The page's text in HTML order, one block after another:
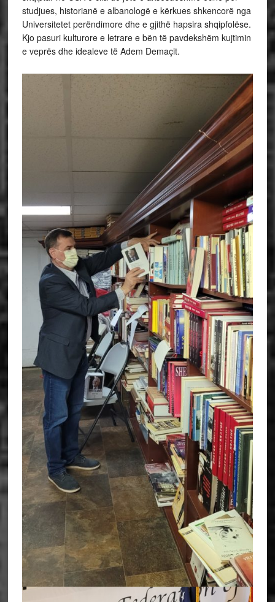
studjues, historianë e albanologë e kërkues shkencorë nga
Universitetet perëndimore dhe e gjithë hapsira shqipfolëse.
Kjo pasuri kulturore e letrare e bën të pavdekshëm kujtimin
e veprës dhe idealeve të Adem Demaçit.